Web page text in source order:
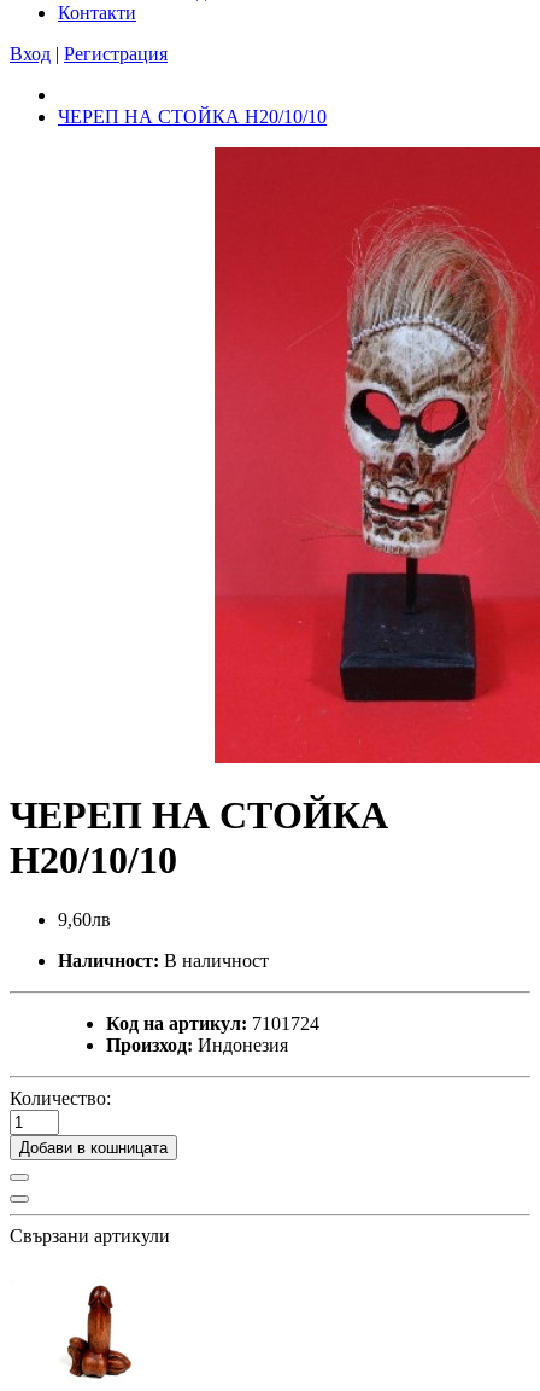
Контакти
Вход | Регистрация
ЧЕРЕП НА СТОЙКА Н20/10/10
ЧЕРЕП НА СТОЙКА
Н20/10/10
9,60лв
Наличност: В наличност
Код на артикул: 7101724
Произход: Индонезия
Количество:
Добави в кошницата
Свързани артикули